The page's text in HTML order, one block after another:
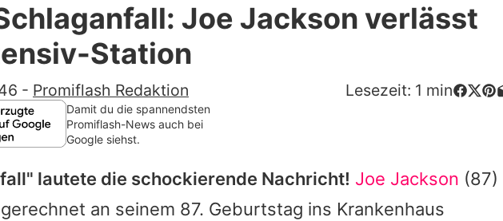
Nutzungsbedingungen
Utiq verwalten
Joe Jackson verlässt
Station
- Promiflash Redaktion Lesezeit: 1 min
Damit du die spannendsten
Promiflash-News auch bei
Google siehst.
lautete die schockierende Nachricht! Joe Jackson (87)
an seinem 87. Geburtstag ins Krankenhaus